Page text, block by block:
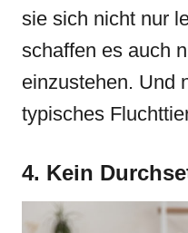
sie sich nicht nur
schaffen es auch
einzustehen. Und
typisches
4. Kein